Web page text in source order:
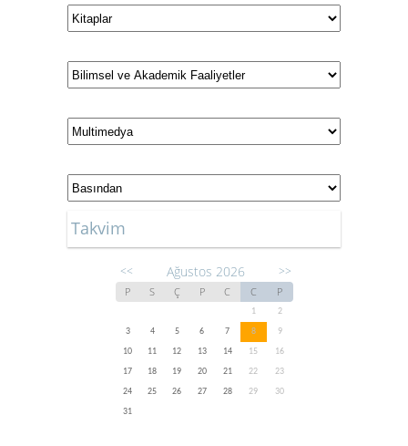
Takvim
<< Ağustos 2026 >>
P S Ç P C C P
1
2
3
4 5 6 7 8
9
10
11 12 13 14 15
16
17
18 19 20 21 22
23
24
25 26 27 28 29
30
31